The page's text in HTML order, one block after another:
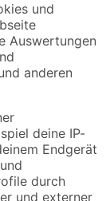
verpassen!